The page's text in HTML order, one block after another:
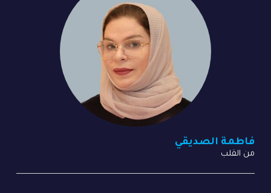
فاطمة الصديقي
من القلب